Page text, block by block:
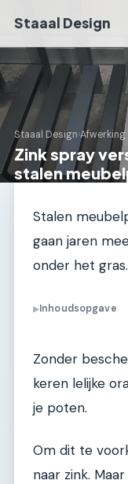
Staaal Design
Staaal Design›
Zink spray
stalen
Stalen
gaan jaren
onder het
▶Inhoudsopgave
Zonder
keren lelijke
je poten.
Om dit te
naar zink.